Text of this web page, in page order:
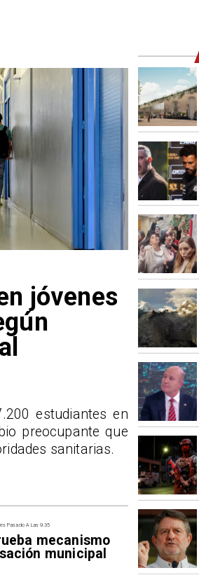
Pasado A Las 9:35
mecanismo
municipal
jóvenes
estudiantes en
preocupante que
sanitarias.